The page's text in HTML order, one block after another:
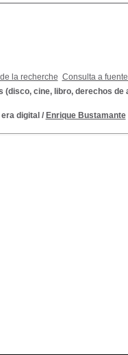
la recherche Consulta a
cine, libro, derechos de
digital / Enrique Bustamante